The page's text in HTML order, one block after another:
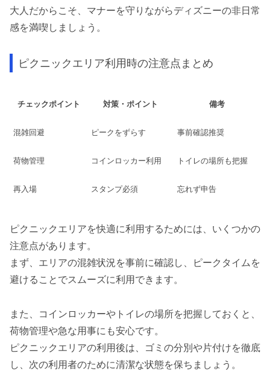
大人だからこそ、マナーを守りながらディズニーの非日常
感を満喫しましょう。
ピクニックエリア利用時の注意点まとめ
チェックポイント 対策・ポイント 備考
混雑回避 ピークをずらす 事前確認推奨
荷物管理 コインロッカー利用 トイレの場所も把握
再入場 スタンプ必須 忘れず申告
ピクニックエリアを快適に利用するためには、いくつかの
注意点があります。
まず、エリアの混雑状況を事前に確認し、ピークタイムを
避けることでスムーズに利用できます。
また、コインロッカーやトイレの場所を把握しておくと、
荷物管理や急な用事にも安心です。
ピクニックエリアの利用後は、ゴミの分別や片付けを徹底
し、次の利用者のために清潔な状態を保ちましょう。